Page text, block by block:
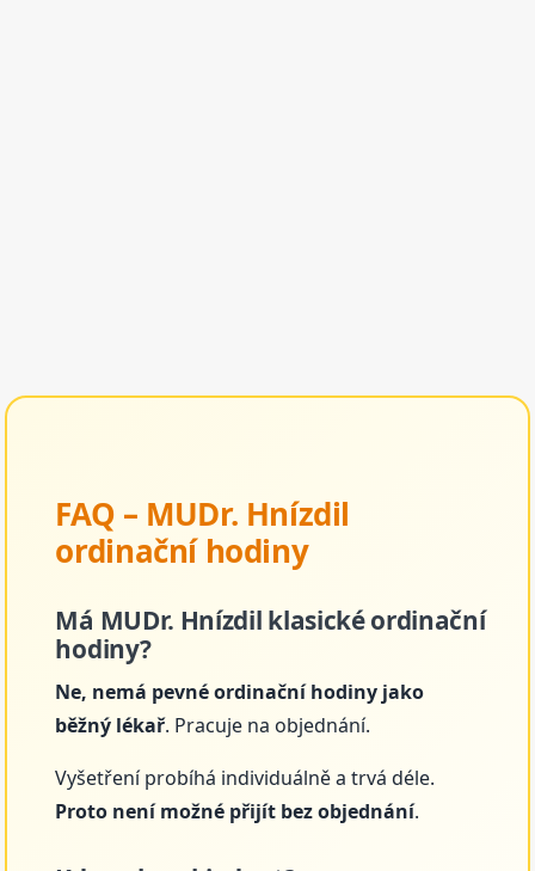
FAQ – MUDr. Hnízdil
ordinační hodiny
Má MUDr. Hnízdil klasické ordinační
hodiny?
Ne, nemá pevné ordinační hodiny jako
běžný lékař. Pracuje na objednání.
Vyšetření probíhá individuálně a trvá déle.
Proto není možné přijít bez objednání.